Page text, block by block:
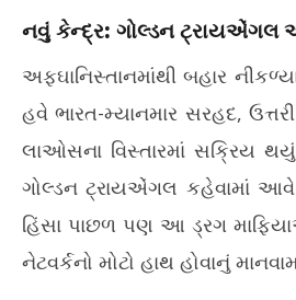
નવું કેન્દ્ર: ગોલ્ડન ટ્રાયએંગલ
અફઘાનિસ્તાનમાંથી બહાર
હવે ભારત-મ્યાનમાર સરહદ,
લાઓસના વિસ્તારમાં સક્રિય
ગોલ્ડન ટ્રાયએંગલ કહેવામાં
હિંસા પાછળ પણ આ ડ્રગ
નેટવર્કનો મોટો હાથ હોવાનું